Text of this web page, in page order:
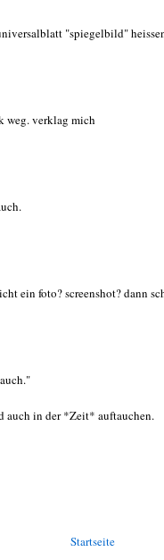
"spiegelbild"
weg. verklag mich
ein foto? screenshot? dann
auch in der *Zeit* auftauchen.
Startseite